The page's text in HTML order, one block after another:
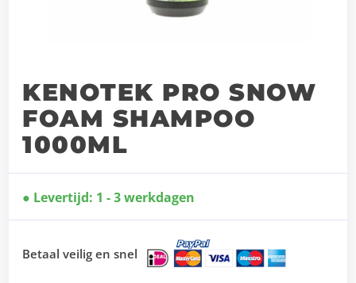
KENOTEK PRO SNOW
FOAM SHAMPOO
1000ML
Levertijd: 1 - 3 werkdagen
Betaal veilig en snel